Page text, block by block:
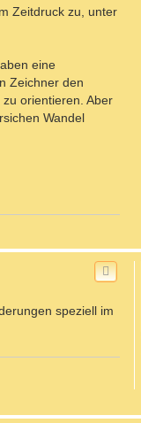
Zeitdruck zu, unter
eine
Zeichner den
orientieren. Aber
Wandel
speziell im